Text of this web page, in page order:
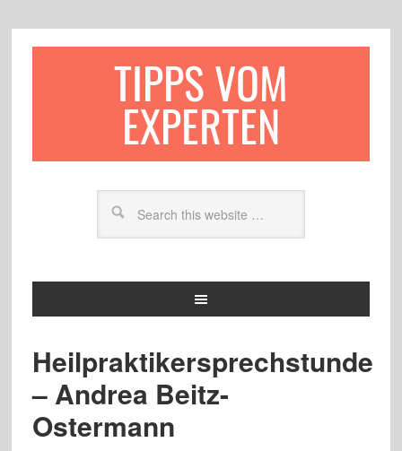
TIPPS VOM
EXPERTEN
Heilpraktikersprechstunde
– Andrea Beitz-
Ostermann